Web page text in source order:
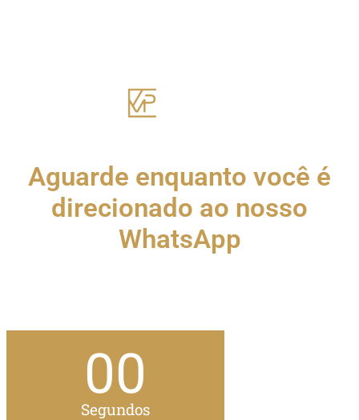
Aguarde enquanto você é
direcionado ao nosso
WhatsApp
00
Segundos